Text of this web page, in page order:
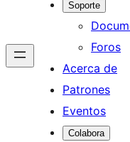
Soporte
Foros
Acerca de
Patrones
Eventos
Colabora